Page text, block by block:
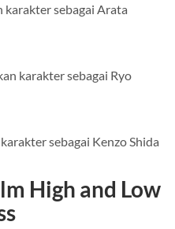
karakter sebagai Arata
karakter sebagai Ryo
sebagai Kenzo Shida
High and Low